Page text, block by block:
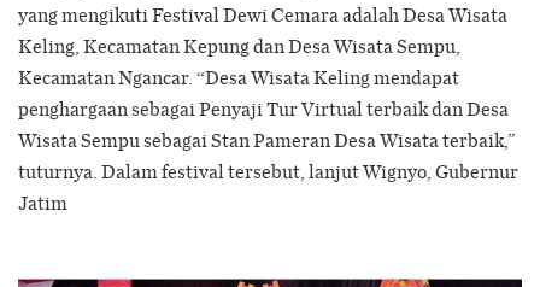
yang mengikuti Festival Dewi Cemara adalah Desa Wisata
Keling, Kecamatan Kepung dan Desa Wisata Sempu,
Kecamatan Ngancar. “Desa Wisata Keling mendapat
penghargaan sebagai Penyaji Tur Virtual terbaik dan Desa
Wisata Sempu sebagai Stan Pameran Desa Wisata terbaik,”
tuturnya. Dalam festival tersebut, lanjut Wignyo, Gubernur
Jatim